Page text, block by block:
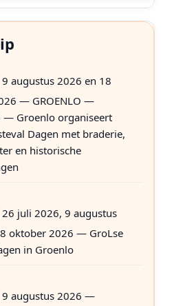
9 augustus 2026 en 18
— GROENLO —
— Groenlo organiseert
Dagen met braderie,
en historische
26 juli 2026, 9 augustus
oktober 2026 — GroLse
in Groenlo
9 augustus 2026 —